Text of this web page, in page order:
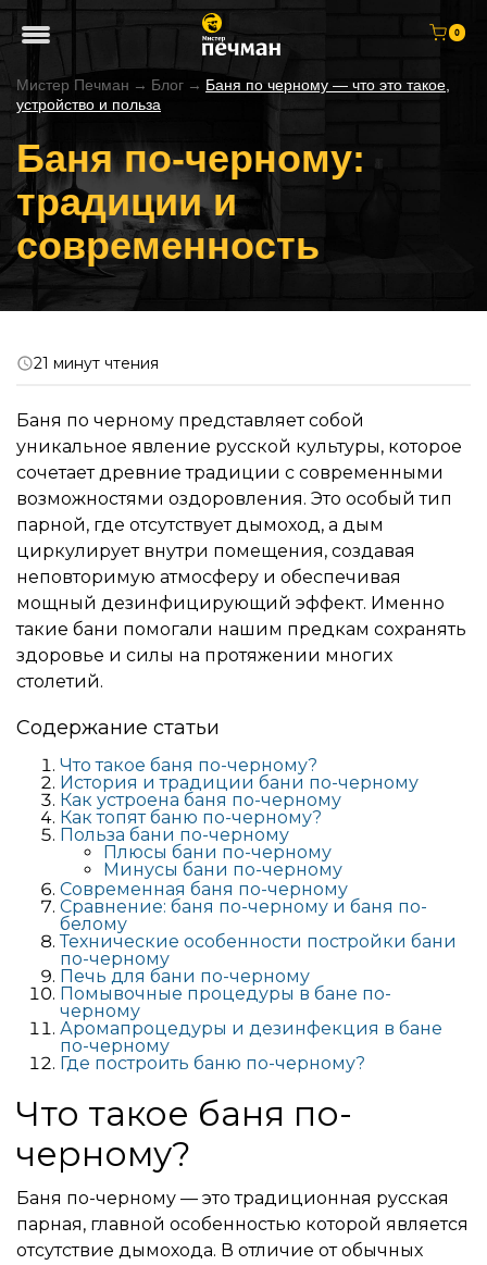
0
Мистер Печман → Блог → Баня по черному — что это такое,
устройство и польза
Баня по-черному:
традиции и
современность
21 минут чтения
Баня по черному представляет собой
уникальное явление русской культуры, которое
сочетает древние традиции с современными
возможностями оздоровления. Это особый тип
парной, где отсутствует дымоход, а дым
циркулирует внутри помещения, создавая
неповторимую атмосферу и обеспечивая
мощный дезинфицирующий эффект. Именно
такие бани помогали нашим предкам сохранять
здоровье и силы на протяжении многих
столетий.
Содержание статьи
Что такое баня по-черному?
История и традиции бани по-черному
Как устроена баня по-черному
Как топят баню по-черному?
Польза бани по-черному
Плюсы бани по-черному
Минусы бани по-черному
Современная баня по-черному
Сравнение: баня по-черному и баня по-
белому
Технические особенности постройки бани
по-черному
Печь для бани по-черному
Помывочные процедуры в бане по-
черному
Аромапроцедуры и дезинфекция в бане
по-черному
Где построить баню по-черному?
Что такое баня по-
черному?
Баня по-черному — это традиционная русская
парная, главной особенностью которой является
отсутствие дымохода. В отличие от обычных